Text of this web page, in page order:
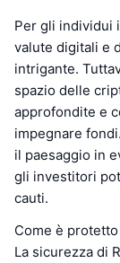
Per gli individui
valute digitali e
intrigante.
spazio delle
approfondite e
impegnare
il paesaggio in
gli investitori
cauti.
Come è protetto
La sicurezza di